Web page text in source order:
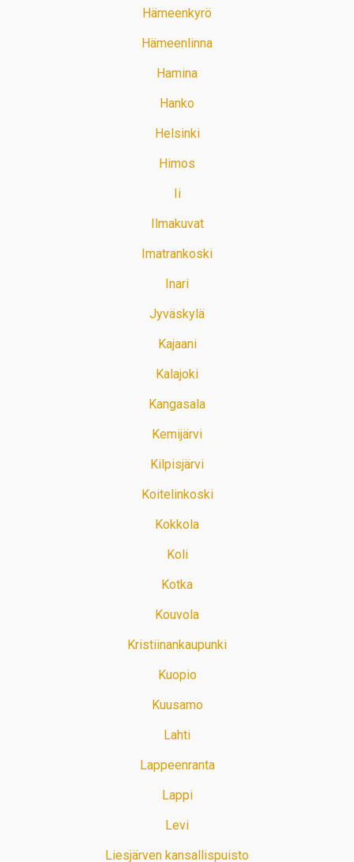
Hämeenkyrö
Hämeenlinna
Hamina
Hanko
Helsinki
Himos
Ii
Ilmakuvat
Imatrankoski
Inari
Jyväskylä
Kajaani
Kalajoki
Kangasala
Kemijärvi
Kilpisjärvi
Koitelinkoski
Kokkola
Koli
Kotka
Kouvola
Kristiinankaupunki
Kuopio
Kuusamo
Lahti
Lappeenranta
Lappi
Levi
Liesjärven kansallispuisto